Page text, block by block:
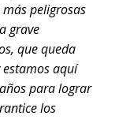
peligrosas
grave
que queda
aquí
para lograr
los